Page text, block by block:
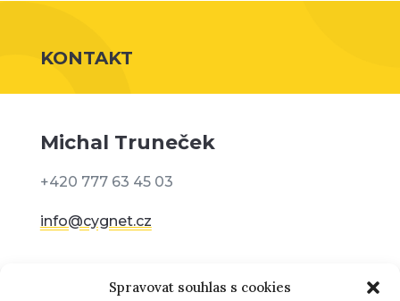
Spravovat souhlas s cookies
KONTAKT
Michal Truneček
+420 777 63 45 03
info@cygnet.cz
Adresa